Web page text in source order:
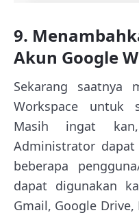
9.
Akun Google
Sekarang saatnya
Workspace untuk
Masih ingat
Administrator
beberapa
dapat digunakan
Gmail, Google